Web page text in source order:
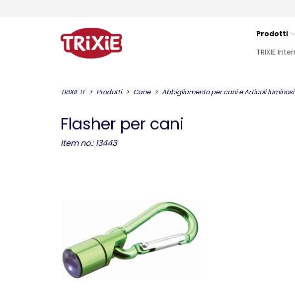
Prodotti
TRIXIE
TRIXIE IT Prodotti Cane Abbigliamento per cani e Articoli luminosi
Flasher per cani
Item no.: 13443